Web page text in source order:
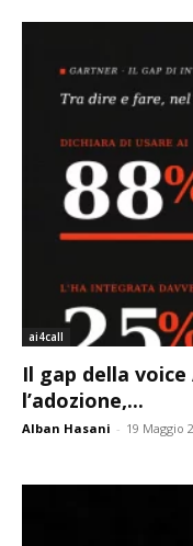
ai4call
Il gap della
l’adozione,...
Alban Hasani - 19 Maggio